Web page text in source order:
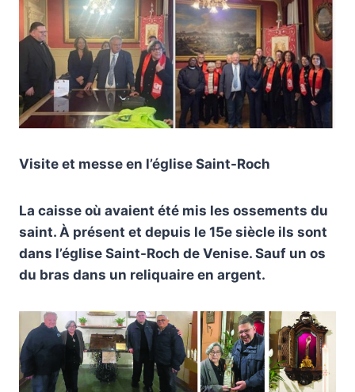
Visite et messe en l’église Saint-Roch
La caisse où avaient été mis les ossements du
saint. À présent et depuis le 15e siècle ils sont
dans l’église Saint-Roch de Venise. Sauf un os
du bras dans un reliquaire en argent.